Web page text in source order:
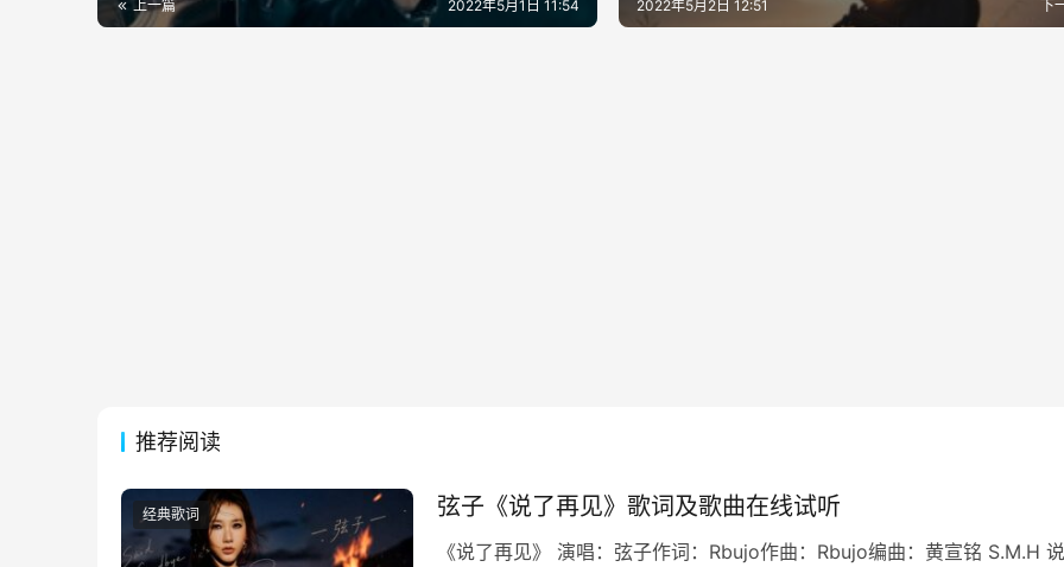
上一篇 2022年5月1日 11:54 下
2022年5月2日 12:51
推荐阅读
经典歌词 弦子《说了再见》歌词及歌曲在线试听
《说了再见》 演唱：弦子作词：Rbujo作曲：Rbujo编曲：黄宣铭 S.M.H